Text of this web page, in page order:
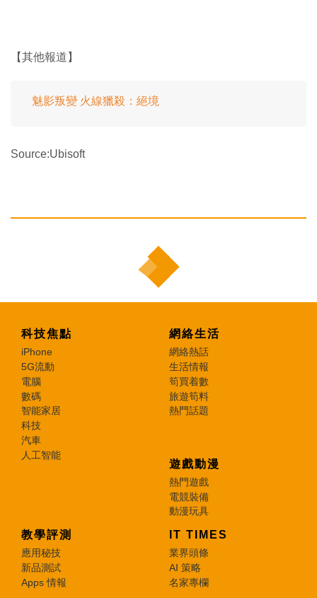
【其他報道】
魅影叛變 火線獵殺：絕境
Source:Ubisoft
科技焦點
iPhone
5G流動
電腦
數碼
智能家居
科技
汽車
人工智能
網絡生活
網絡熱話
生活情報
筍買着數
旅遊筍料
熱門話題
遊戲動漫
熱門遊戲
電競裝備
動漫玩具
教學評測
應用秘技
新品測試
Apps 情報
IT TIMES
業界頭條
AI 策略
名家專欄